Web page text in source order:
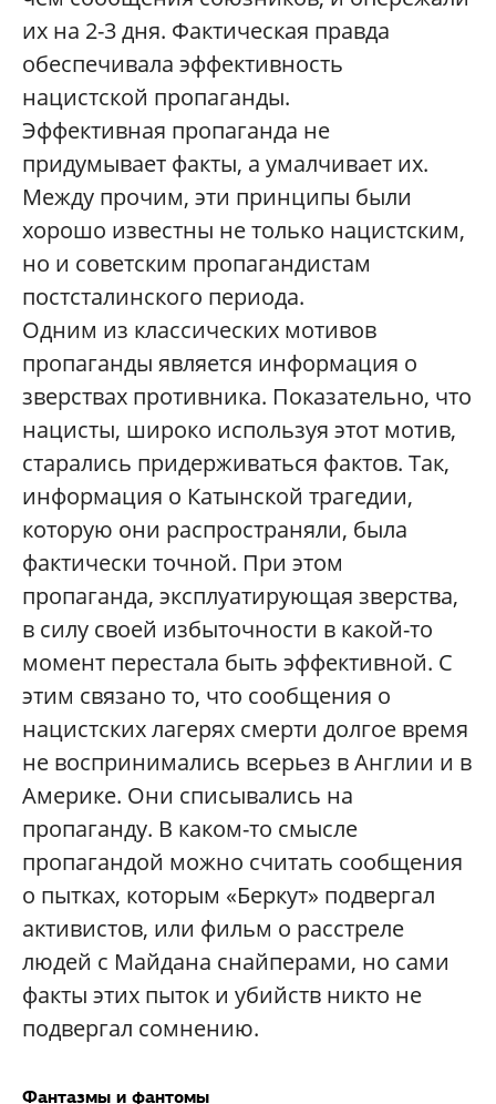
их на 2-3 дня. Фактическая правда
обеспечивала эффективность
нацистской пропаганды.
Эффективная пропаганда не
придумывает факты, а умалчивает их.
Между прочим, эти принципы были
хорошо известны не только нацистским,
но и советским пропагандистам
постсталинского периода.
Одним из классических мотивов
пропаганды является информация о
зверствах противника. Показательно, что
нацисты, широко используя этот мотив,
старались придерживаться фактов. Так,
информация о Катынской трагедии,
которую они распространяли, была
фактически точной. При этом
пропаганда, эксплуатирующая зверства,
в силу своей избыточности в какой-то
момент перестала быть эффективной. С
этим связано то, что сообщения о
нацистских лагерях смерти долгое время
не воспринимались всерьез в Англии и в
Америке. Они списывались на
пропаганду. В каком-то смысле
пропагандой можно считать сообщения
о пытках, которым «Беркут» подвергал
активистов, или фильм о расстреле
людей с Майдана снайперами, но сами
факты этих пыток и убийств никто не
подвергал сомнению.
Фантазмы и фантомы